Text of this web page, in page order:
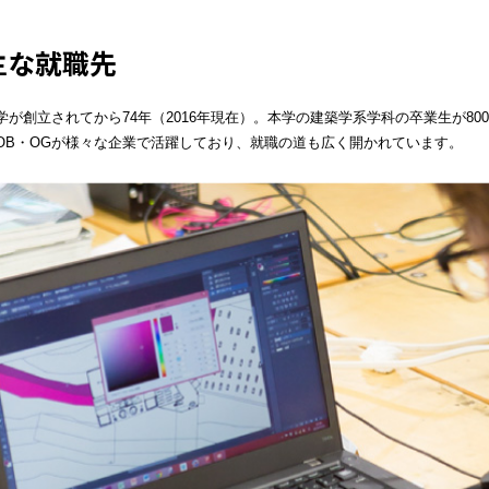
就職先
が創立されてから74年（2016年現在）。本学の建築学系学科の卒業生が
・OGが様々な企業で活躍しており、就職の道も広く開かれています。